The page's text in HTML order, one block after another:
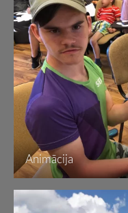
Animācija